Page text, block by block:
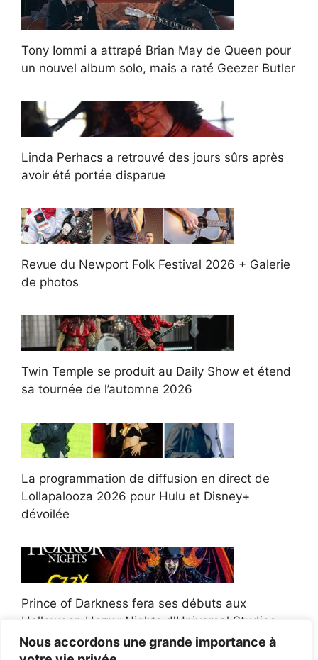
Nous accordons une grande importance à
Tony Iommi a attrapé Brian May de Queen pour
un nouvel album solo, mais a raté Geezer Butler
Linda Perhacs a retrouvé des jours sûrs après
avoir été portée disparue
Revue du Newport Folk Festival 2026 + Galerie
de photos
Twin Temple se produit au Daily Show et étend
sa tournée de l’automne 2026
La programmation de diffusion en direct de
Lollapalooza 2026 pour Hulu et Disney+
dévoilée
Prince of Darkness fera ses débuts aux
Halloween Horror Nights d'Universal Studios